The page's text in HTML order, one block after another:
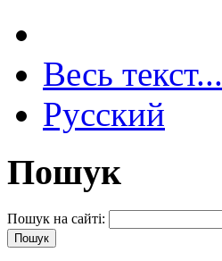
Весь текст...
Русский
Пошук
Пошук на сайті: